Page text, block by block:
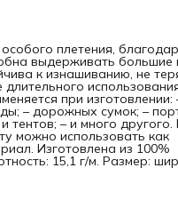
плетения,
выдерживать большие
к изнашиванию, не
при изготовлении:
– дорожных сумок; –
тентов; – и много
можно использовать как
Изготовлена из 100%
15,1 г/м. Размер: